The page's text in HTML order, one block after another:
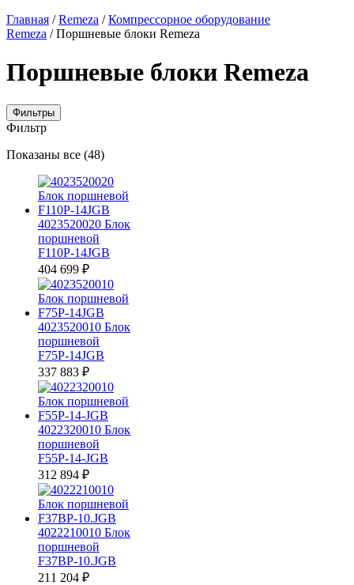
Главная /Remeza /Компрессорное оборудование
Remeza / Поршневые блоки Remeza
Поршневые блоки Remeza
Фильтры
Фильтр
Показаны все (48)Цены:
убыванию
4023520020 Блок
поршневой
F110P-14JGB
404 699 ₽
4023520010 Блок
поршневой
F75P-14JGB
337 883 ₽
4022320010 Блок
поршневой
F55P-14-JGB
312 894 ₽
4022210010 Блок
поршневой
F37BP-10.JGB
211 204 ₽